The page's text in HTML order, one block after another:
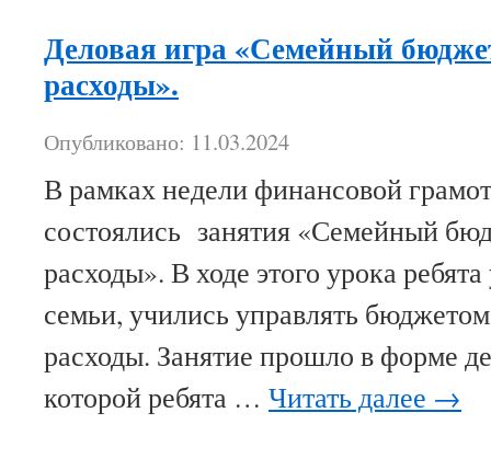
Деловая игра «Семейный
расходы».
Опубликовано: 11.03.2024
В рамках недели финансовой
состоялись занятия «Семейный
расходы». В ходе этого урока
семьи, учились управлять
расходы. Занятие прошло в форме
которой ребята … Читать далее →